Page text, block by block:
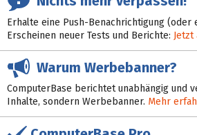
Erhalte eine Push-Benachrichtigung
Erscheinen neuer Tests und Berichte: Jetzt
Warum Werbebanner?
ComputerBase berichtet unabhängig und
Inhalte, sondern Werbebanner. Mehr